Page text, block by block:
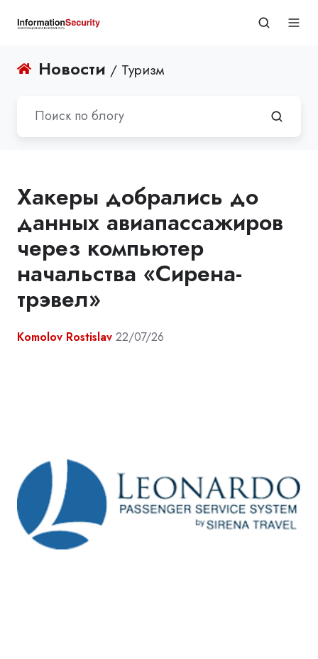
Новости / Туризм
Хакеры добрались до
данных авиапассажиров
через компьютер
начальства «Сирена-
трэвел»
Komolov Rostislav 22/07/26